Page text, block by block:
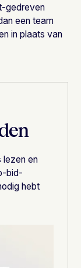
gedreven
een team
in plaats van
lezen en
bid-
hebt